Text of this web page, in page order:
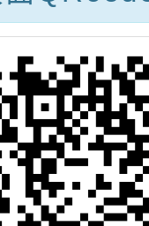
體股
（以
半導
理AI